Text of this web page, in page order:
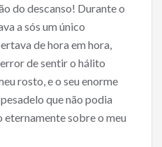
do descanso! Durante o
a sós um único
de hora em hora,
de sentir o hálito
rosto, e o seu enorme
que não podia
eternamente sobre o meu